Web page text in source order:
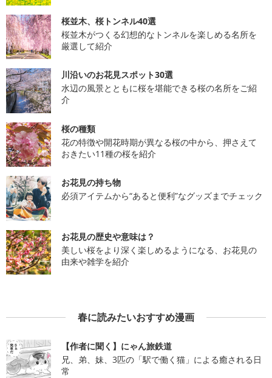
桜並木、桜トンネル40選
桜並木がつくる幻想的なトンネルを楽しめる名所を
厳選して紹介
川沿いのお花見スポット30選
水辺の風景とともに桜を堪能できる桜の名所をご紹
介
桜の種類
花の特徴や開花時期が異なる桜の中から、押さえて
おきたい11種の桜を紹介
お花見の持ち物
必須アイテムから“あると便利”なグッズまでチェック
お花見の歴史や意味は？
美しい桜をより深く楽しめるようになる、お花見の
由来や雑学を紹介
春に読みたいおすすめ漫画
【作者に聞く】にゃん旅鉄道
兄、弟、妹、3匹の「駅で働く猫」による癒される日
常